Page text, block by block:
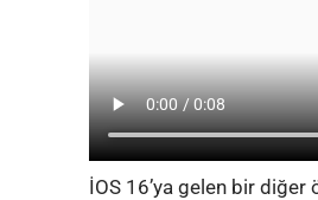
İOS 16’ya gelen bir